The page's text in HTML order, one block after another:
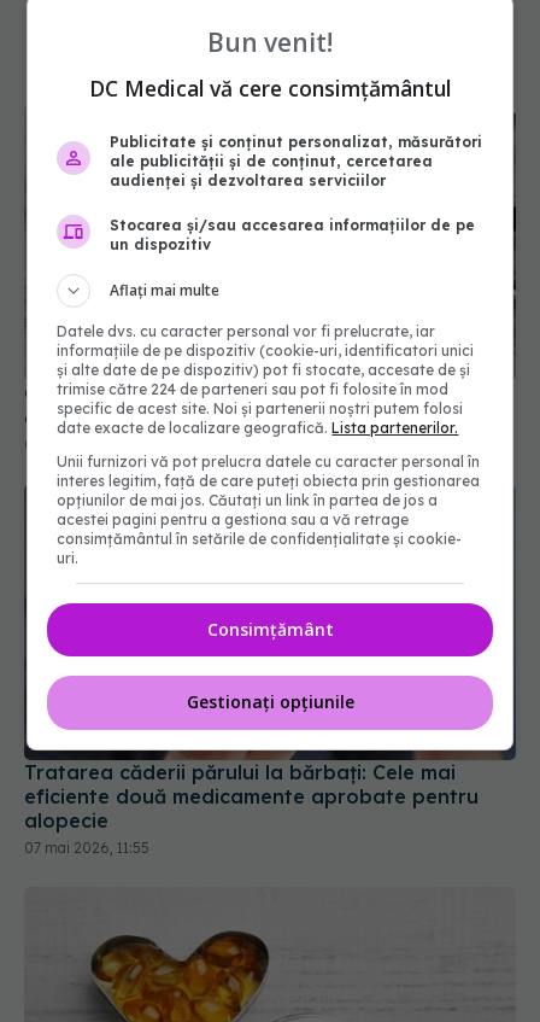
Cât de sigure sunt statinele? Ce trebuie să știi
despre pastilele care scad colesterolul
08 iul 2026, 09:22
Tratarea căderii părului la bărbați: Cele mai
eficiente două medicamente aprobate pentru
alopecie
07 mai 2026, 11:55
Bun venit!
DC Medical vă cere consimțământul
Publicitate și conținut personalizat, măsurători
ale publicității și de conținut, cercetarea
audienței și dezvoltarea serviciilor
Stocarea și/sau accesarea informațiilor de pe
un dispozitiv
Aflați mai multe
Datele dvs. cu caracter personal vor fi prelucrate, iar
informațiile de pe dispozitiv (cookie-uri, identificatori unici
și alte date de pe dispozitiv) pot fi stocate, accesate de și
trimise către 224 de parteneri sau pot fi folosite în mod
specific de acest site. Noi și partenerii noștri putem folosi
date exacte de localizare geografică.Lista partenerilor.
Unii furnizori vă pot prelucra datele cu caracter personal în
interes legitim, față de care puteți obiecta prin gestionarea
opțiunilor de mai jos. Căutați un link în partea de jos a
acestei pagini pentru a gestiona sau a vă retrage
consimțământul în setările de confidențialitate și cookie-
uri.
Consimțământ
Gestionați opțiunile